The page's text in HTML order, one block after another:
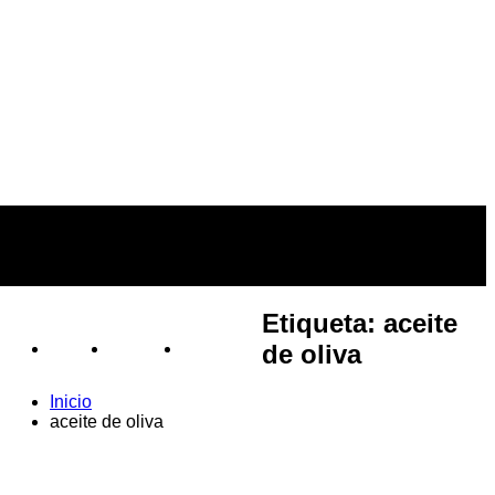
Etiqueta:aceite
de oliva
Inicio
aceite de oliva